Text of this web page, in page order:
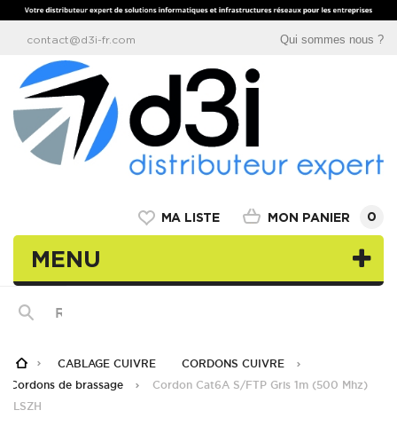
Qui sommes nous ?
contact@d3i-fr.com
MON PANIER 0
MA LISTE
MENU
CABLAGE CUIVRE
CORDONS CUIVRE
Cordons de brassage
Cordon Cat6A S/FTP Gris 1m (500 Mhz)
LSZH